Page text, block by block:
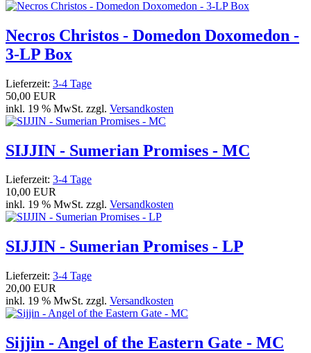
Necros Christos - Domedon Doxomedon -
3-LP Box
Lieferzeit: 3-4 Tage
50,00 EUR
inkl. 19 % MwSt. zzgl. Versandkosten
SIJJIN - Sumerian Promises - MC
Lieferzeit: 3-4 Tage
10,00 EUR
inkl. 19 % MwSt. zzgl. Versandkosten
SIJJIN - Sumerian Promises - LP
Lieferzeit: 3-4 Tage
20,00 EUR
inkl. 19 % MwSt. zzgl. Versandkosten
Sijjin - Angel of the Eastern Gate - MC